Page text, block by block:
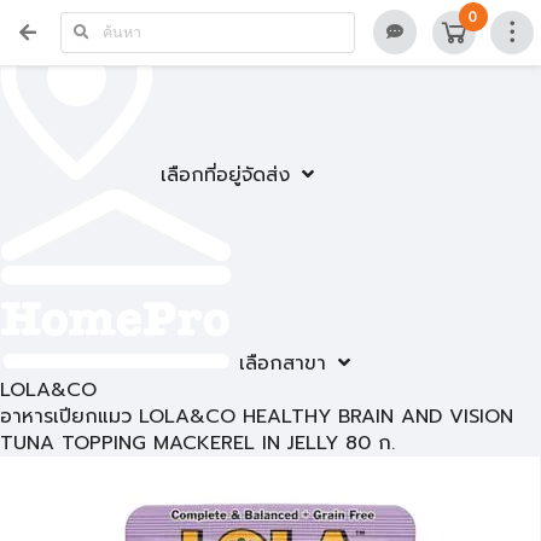
เลือกที่อยู่จัดส่ง
เลือกสาขา
0
LOLA&CO
อาหารเปียกแมว LOLA&CO HEALTHY BRAIN AND VISION
TUNA TOPPING MACKEREL IN JELLY 80 ก.